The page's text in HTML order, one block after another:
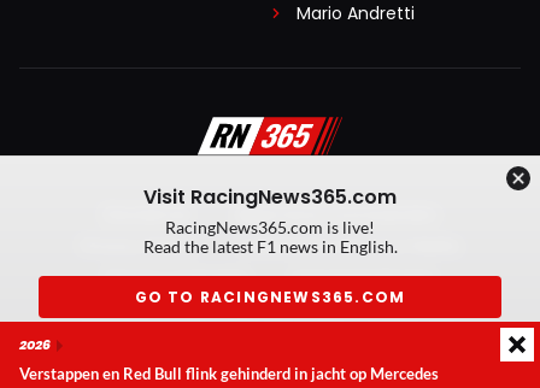
Mario Andretti
Algemene voorwaarden
Privacy Policy
Created by On Your Marks
Privacy manager
Kansspeluitingen
Visit RacingNews365.com
RacingNews365.com is live!
Read the latest F1 news in English.
GO TO RACINGNEWS365.COM
2026
Verstappen en Red Bull flink gehinderd in jacht op Mercedes